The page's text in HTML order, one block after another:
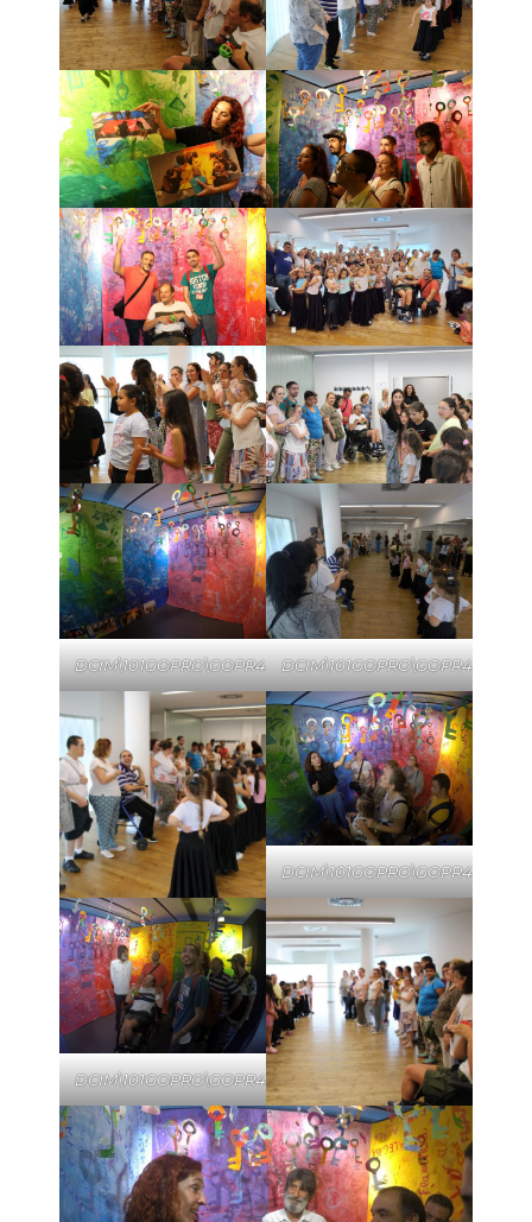
DCIM\101GOPRO\GOPR4552.JPGDCIM\101GOPRO\GOPR4556.JPG
DCIM\101GOPRO\GOPR4548.JPG